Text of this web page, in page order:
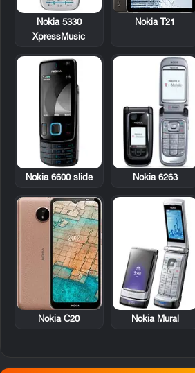
Nokia T21
Nokia 5330
XpressMusic
Nokia 6263
Nokia 6600 slide
Nokia Mural
Nokia C20